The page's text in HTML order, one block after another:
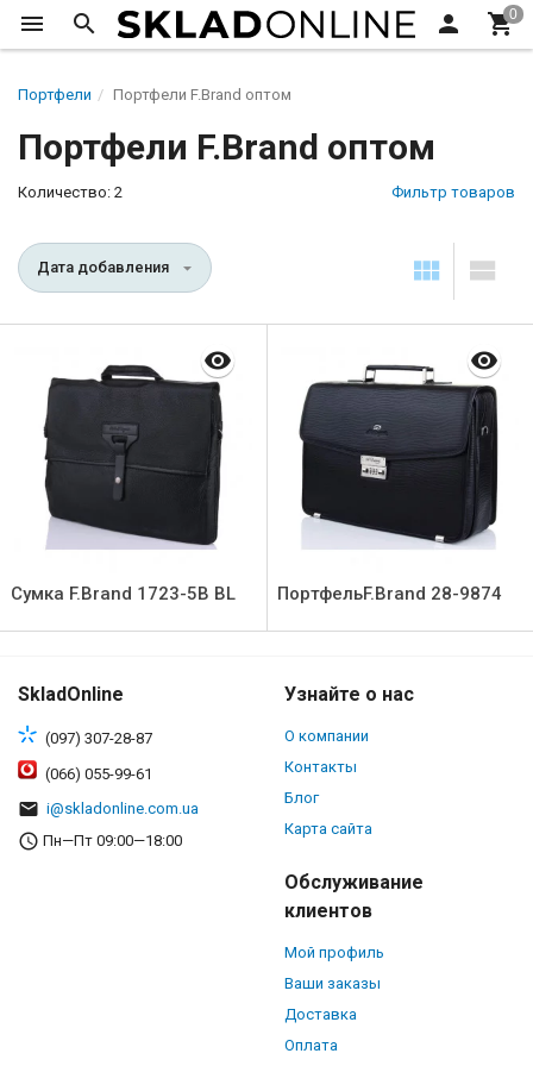
Портфели Портфели F.Brand оптом
Портфели F.Brand оптом
Количество: 2 Фильтр товаров
Дата добавления
Сумка F.Brand 1723-5В BL ПортфельF.Brand 28-9874
SkladOnline
(097) 307-28-87
(066) 055-99-61
i@skladonline.com.ua
Пн—Пт 09:00—18:00
Узнайте о нас
О компании
Контакты
Блог
Карта сайта
Обслуживание
клиентов
Мой профиль
Ваши заказы
Доставка
Оплата